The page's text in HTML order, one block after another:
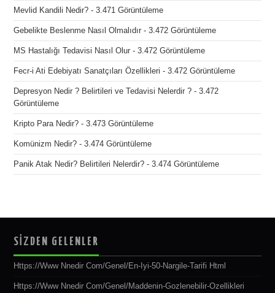
Mevlid Kandili Nedir? - 3.471 Görüntüleme
Gebelikte Beslenme Nasıl Olmalıdır - 3.472 Görüntüleme
MS Hastalığı Tedavisi Nasıl Olur - 3.472 Görüntüleme
Fecr-i Ati Edebiyatı Sanatçıları Özellikleri - 3.472 Görüntüleme
Depresyon Nedir ? Belirtileri ve Tedavisi Nelerdir ? - 3.472
Görüntüleme
Kripto Para Nedir? - 3.473 Görüntüleme
Komünizm Nedir? - 3.474 Görüntüleme
Panik Atak Nedir? Belirtileri Nelerdir? - 3.474 Görüntüleme
SİZDEN GELENLER
Https://www Nnedir Com/genel/en-Iyi-50-Nargile-Tarifi Html
Https://www Nnedir Com/genel/maddenin-Gozlenebilir-Ozellikleri